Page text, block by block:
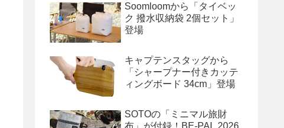
Soomloomから「タイベッ
ク 撥水収納袋 2個セット」
登場
キャプテンスタッグから
「シャープナー付きカッテ
ィングボード 34cm」登場
SOTOの「ミニマル旅財
布」が付録！BE-PAL 2026